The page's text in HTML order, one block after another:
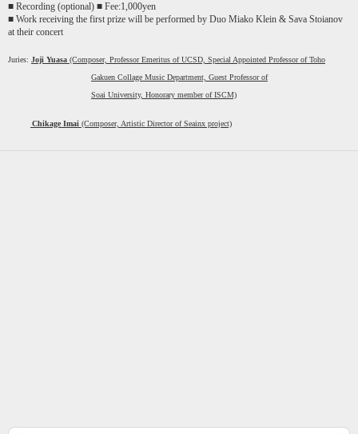
■ Recording (optional) ■ Fee:1,000yen
■ Work receiving the first prize will be performed by Duo Miako Klein & Sava Stoianov
at their concert
Juries: Joji Yuasa (Composer, Professor Emeritus of UCSD, Special Appointed Professor of Toho
Gakuen Collage Music Department, Guest Professor of
Soai University, Honorary member of ISCM)
Chikage Imai (Composer, Artistic Director of Seainx project)